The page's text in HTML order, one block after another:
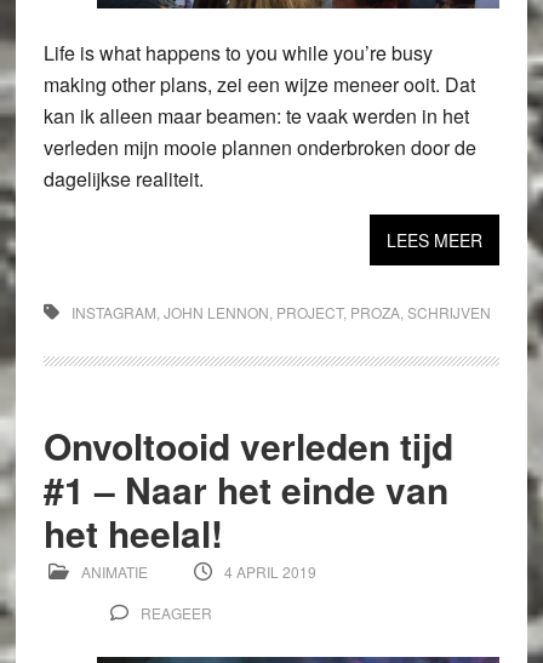
Life is what happens to you while you’re busy
making other plans, zei een wijze meneer ooit. Dat
kan ik alleen maar beamen: te vaak werden in het
verleden mijn mooie plannen onderbroken door de
dagelijkse realiteit.
LEES MEER
INSTAGRAM JOHN LENNON PROJECT, PROZA, SCHRIJVEN
Onvoltooid verleden tijd
#1 – Naar het einde van
het heelal!
ANIMATIE
4 APRIL 2019
REAGEER